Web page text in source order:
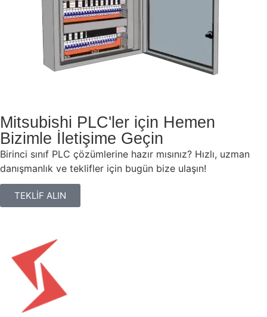
Mitsubishi PLC'ler için Hemen
Bizimle İletişime Geçin
Birinci sınıf PLC çözümlerine hazır mısınız? Hızlı, uzman
danışmanlık ve teklifler için bugün bize ulaşın!
TEKLİF ALIN